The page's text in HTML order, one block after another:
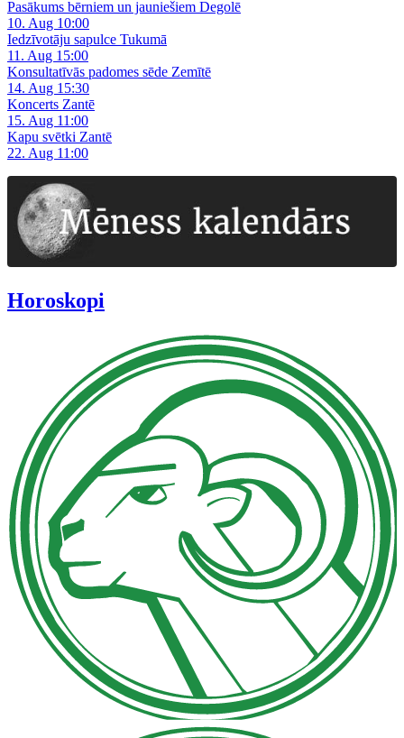
Pasākums bērniem un jauniešiem Degolē
10. Aug 10:00
Iedzīvotāju sapulce Tukumā
11. Aug 15:00
Konsultatīvās padomes sēde Zemītē
14. Aug 15:30
Koncerts Zantē
15. Aug 11:00
Kapu svētki Zantē
22. Aug 11:00
Horoskopi